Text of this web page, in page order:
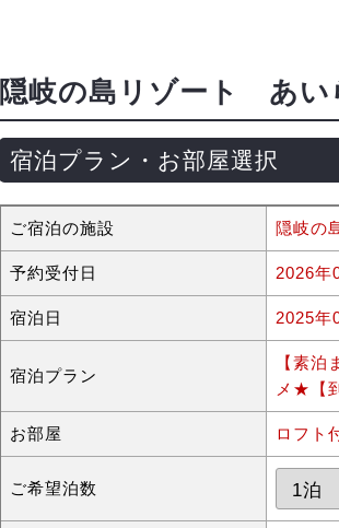
隠岐の島リゾート あい
宿泊プラン・お部屋選択
ご宿泊の施設 隠岐の
予約受付日 2026年
宿泊日 2025年
宿泊プラン
【素
メ★【
お部屋 ロフト
ご希望泊数